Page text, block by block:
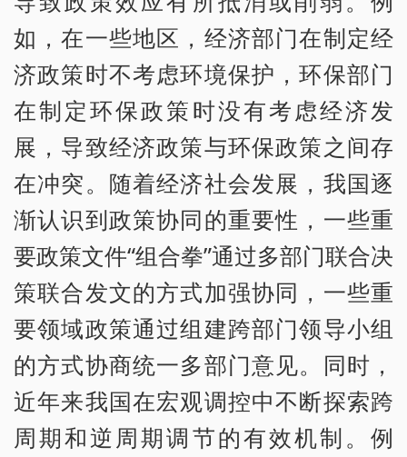
如，在一些地区，经济部门在制定经
济政策时不考虑环境保护，环保部门
在制定环保政策时没有考虑经济发
展，导致经济政策与环保政策之间存
在冲突。随着经济社会发展，我国逐
渐认识到政策协同的重要性，一些重
要政策文件“组合拳”通过多部门联合决
策联合发文的方式加强协同，一些重
要领域政策通过组建跨部门领导小组
的方式协商统一多部门意见。同时，
近年来我国在宏观调控中不断探索跨
周期和逆周期调节的有效机制。例